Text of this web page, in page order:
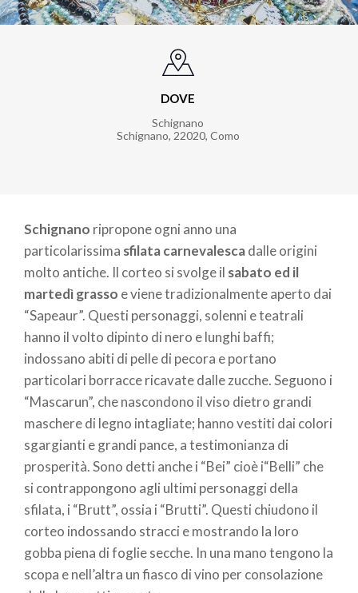
DOVE
Schignano
Schignano, 22020, Como
Schignano ripropone ogni anno una
particolarissima sfilata carnevalescadalle origini
molto antiche. Il corteo si svolge il sabato ed il
martedì grasso e viene tradizionalmente aperto dai
“Sapeaur”. Questi personaggi, solenni e teatrali
hanno il volto dipinto di nero e lunghi baffi;
indossano abiti di pelle di pecora e portano
particolari borracce ricavate dalle zucche. Seguono i
“Mascarun”, che nascondono il viso dietro grandi
maschere di legno intagliate; hanno vestiti dai colori
sgargianti e grandi pance, a testimonianza di
prosperità. Sono detti anche i “Bei” cioè i“Belli” che
si contrappongono agli ultimi personaggi della
sfilata, i “Brutt”, ossia i “Brutti”. Questi chiudono il
corteo indossando stracci e mostrando la loro
gobba piena di foglie secche. In una mano tengono la
scopa e nell’altra un fiasco di vino per consolazione